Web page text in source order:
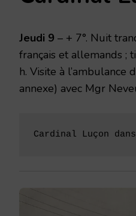
Jeudi 9 – + 7°. Nuit
français et allemands ;
h. Visite à l’ambulance
annexe) avec Mgr
Cardinal Luçon